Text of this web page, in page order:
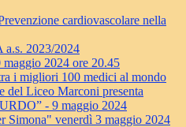
cardiovascolare nella
2023/2024
2024 ore 20.45
i migliori 100 medici al mondo
del Liceo Marconi presenta
- 9 maggio 2024
Simona" venerdì 3 maggio 2024